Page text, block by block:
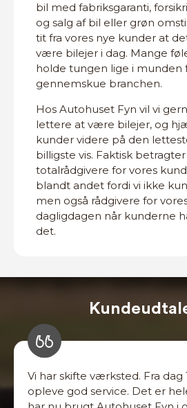
bil med fabriksgaranti,
og salg af bil eller grøn
tit fra vores nye kunder at
være bilejer i dag. Mange
holde tungen lige i munden
gennemskue branchen.
Hos Autohuset Fyn vil vi
lettere at være bilejer, og
kunder videre på den
billigste vis. Faktisk betragter
totalrådgivere for vores
blandt andet fordi vi ikke
men også rådgivere for
dagligdagen når kunderne
det.
Vi har skifte værksted. Fra dag
opleve god service. Det er